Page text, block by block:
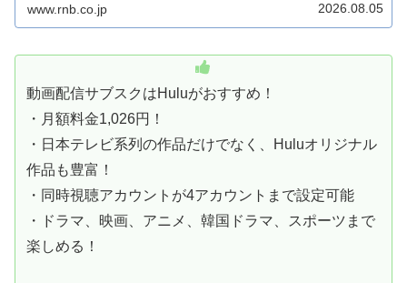
www.rnb.co.jp 2026.08.05
動画配信サブスクはHuluがおすすめ！
・月額料金1,026円！
・日本テレビ系列の作品だけでなく、Huluオリジナル
作品も豊富！
・同時視聴アカウントが4アカウントまで設定可能
・ドラマ、映画、アニメ、韓国ドラマ、スポーツまで
楽しめる！